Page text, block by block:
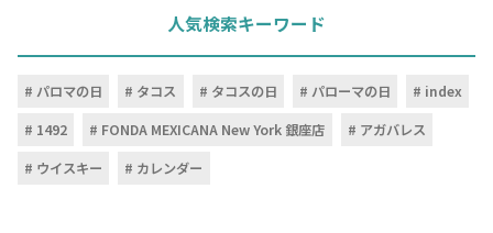
人気検索キーワード
パロマの日 タコス タコスの日 パローマの日
index
1492
FONDA MEXICANA New York 銀座店
アガバレス
ウイスキー
カレンダー